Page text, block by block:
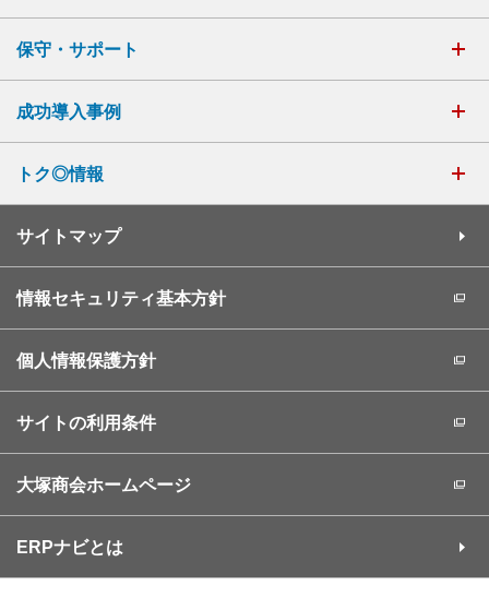
保守・サポート
成功導入事例
トク◎情報
サイトマップ
情報セキュリティ基本方針
個人情報保護方針
サイトの利用条件
大塚商会ホームページ
ERPナビとは